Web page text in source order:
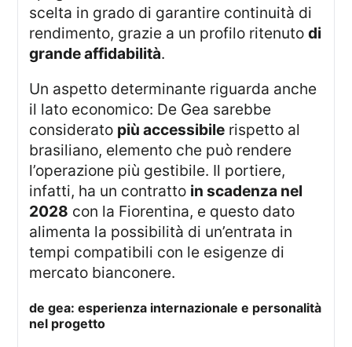
scelta in grado di garantire continuità di
rendimento, grazie a un profilo ritenutodi
grande affidabilità.
Un aspetto determinante riguarda anche
il lato economico: De Gea sarebbe
considerato più accessibile rispetto al
brasiliano, elemento che può rendere
l’operazione più gestibile. Il portiere,
infatti, ha un contratto in scadenza nel
2028 con la Fiorentina, e questo dato
alimenta la possibilità di un’entrata in
tempi compatibili con le esigenze di
mercato bianconere.
de gea: esperienza internazionale e personalità
nel progetto